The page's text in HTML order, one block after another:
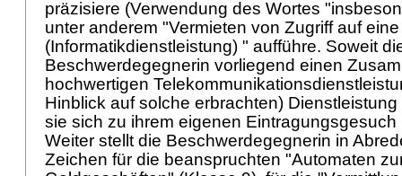
präzisiere (Verwendung des Wortes
unter anderem "Vermieten von Zugriff auf
(Informatikdienstleistung) " aufführe. Soweit
Beschwerdegegnerin vorliegend einen
hochwertigen
Hinblick auf solche erbrachten)
sie sich zu ihrem eigenen
Weiter stellt die Beschwerdegegnerin in
Zeichen für die beanspruchten "Automaten